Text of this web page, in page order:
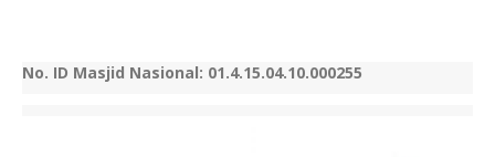
No. ID Masjid Nasional: 01.4.15.04.10.000255